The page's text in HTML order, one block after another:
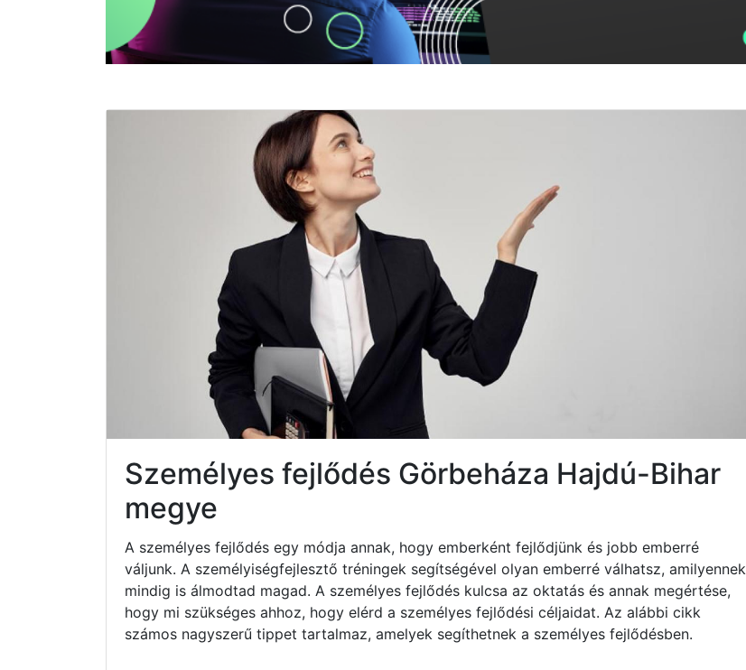
Személyes fejlődés Görbeháza Hajdú-Bihar
megye
A személyes fejlődés egy módja annak, hogy emberként fejlődjünk és jobb emberré
váljunk. A személyiségfejlesztő tréningek segítségével olyan emberré válhatsz, amilyennek
mindig is álmodtad magad. A személyes fejlődés kulcsa az oktatás és annak megértése,
hogy mi szükséges ahhoz, hogy elérd a személyes fejlődési céljaidat. Az alábbi cikk
számos nagyszerű tippet tartalmaz, amelyek segíthetnek a személyes fejlődésben.